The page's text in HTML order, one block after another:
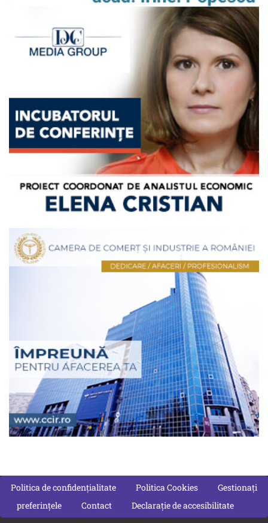
Politica de confidențialitate Politica Cookies
Gestionați
preferințele
Contact Declarație de accesibilitate